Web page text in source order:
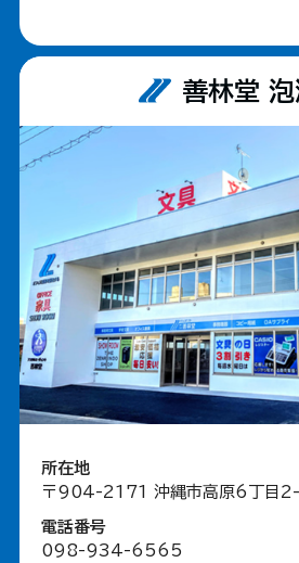
善林堂
所在地
〒904-2171 沖縄市高原6丁目
電話番号
098-934-6565